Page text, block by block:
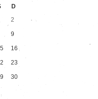
D
2
9
16
23
30